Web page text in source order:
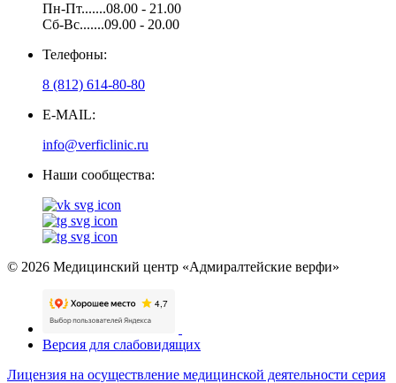
Пн-Пт.......08.00 - 21.00
Сб-Вс.......09.00 - 20.00
Телефоны:
8 (812) 614-80-80
E-MAIL:
info@verficlinic.ru
Наши сообщества:
© 2026 Медицинский центр «Адмиралтейские верфи»
Версия для слабовидящих
Лицензия на осуществление медицинской деятельности серия